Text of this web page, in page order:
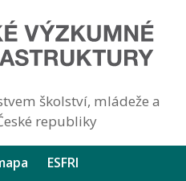
školství, mládeže a
republiky
ESFRI